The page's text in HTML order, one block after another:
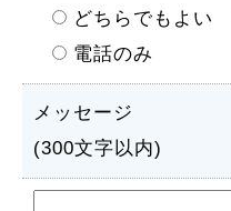
どちらでもよい
電話のみ
メッセージ
(300文字以内)